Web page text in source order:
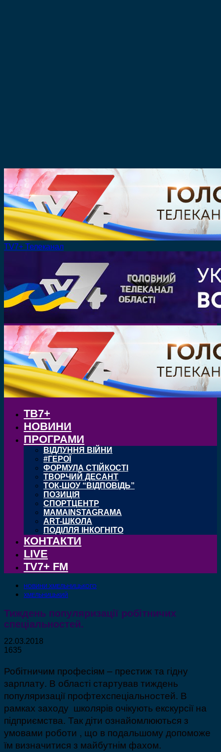
TV7+ Телеканал
ТВ7+
НОВИНИ
ПРОГРАМИ
ВІДЛУННЯ ВІЙНИ
#ГЕРОЇ
ФОРМУЛА СТІЙКОСТІ
ТВОРЧИЙ ДЕСАНТ
ТОК-ШОУ “ВІДПОВІДЬ”
ПОЗИЦІЯ
СПОРТЦЕНТР
MAMAINSTAGRAMA
ART-ШКОЛА
ПОДІЛЛЯ ІНКОГНІТО
КОНТАКТИ
LIVE
TV7+ FM
НОВИНИ ХМЕЛЬНИЦЬКОГО
ХМЕЛЬНИЦЬКИЙ
Тиждень популяризації робітничих
спеціальностей.
22.03.2018
1635
Робітничим професіям – престиж та гідну
зарплату. В області стартував тиждень
популяризації профтехспеціальностей. В
рамках заходу школярів очікують екскурсії на
підприємства. Так діти ознайомлюються з
умовами роботи , що в подальшому допоможе
їм визначитися з майбутнім фахом.